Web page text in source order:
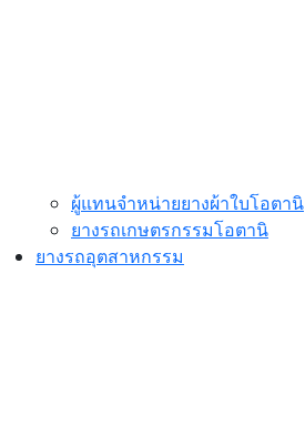
ผู้แทนจำหน่ายยางผ้าใบโอตานิ
ยางรถเกษตรกรรมโอตานิ
ยางรถอุตสาหกรรม